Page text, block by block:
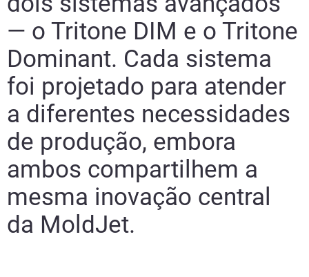
— o Tritone DIM e o Tritone
Dominant. Cada sistema
foi projetado para atender
a diferentes necessidades
de produção, embora
ambos compartilhem a
mesma inovação central
da MoldJet.